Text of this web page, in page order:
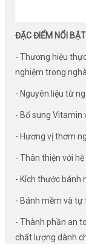
ĐẶC ĐIỂM NỔI BẬT
- Thương hiệu
nghiệm trong
- Nguyên liệu từ
- Bổ sung Vitamin
- Hương vị thơm
- Thân thiện với
- Kích thước bánh
- Bánh mềm và tự
- Thành phần an
chất lượng dành